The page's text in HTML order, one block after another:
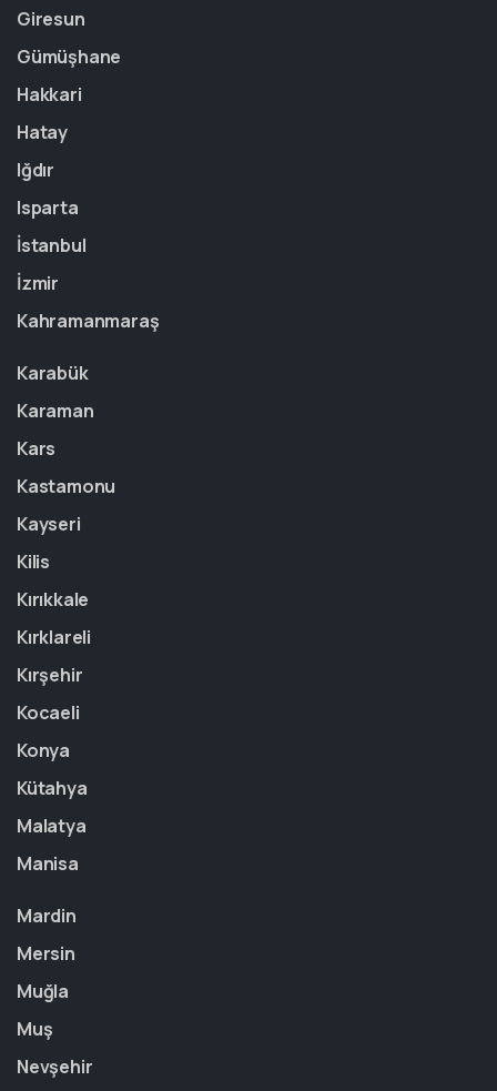
Giresun
Gümüşhane
Hakkari
Hatay
Iğdır
Isparta
İstanbul
İzmir
Kahramanmaraş
Karabük
Karaman
Kars
Kastamonu
Kayseri
Kilis
Kırıkkale
Kırklareli
Kırşehir
Kocaeli
Konya
Kütahya
Malatya
Manisa
Mardin
Mersin
Muğla
Muş
Nevşehir